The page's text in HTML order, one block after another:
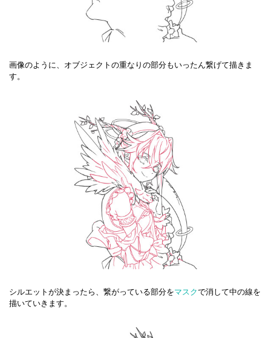
画像のように、オブジェクトの重なりの部分もいったん繋げて描きま
す。
シルエットが決まったら、繋がっている部分をマスクで消して中の線を
描いていきます。